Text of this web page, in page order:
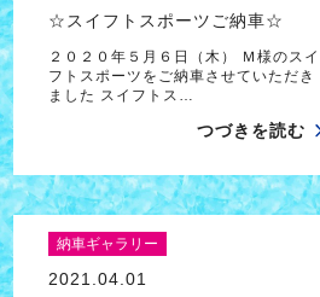
☆スイフトスポーツご納車☆
２０２０年５月６日（木） Ｍ様のスイ
フトスポーツをご納車させていただき
ました スイフトス…
つづきを読む
納車ギャラリー
2021.04.01